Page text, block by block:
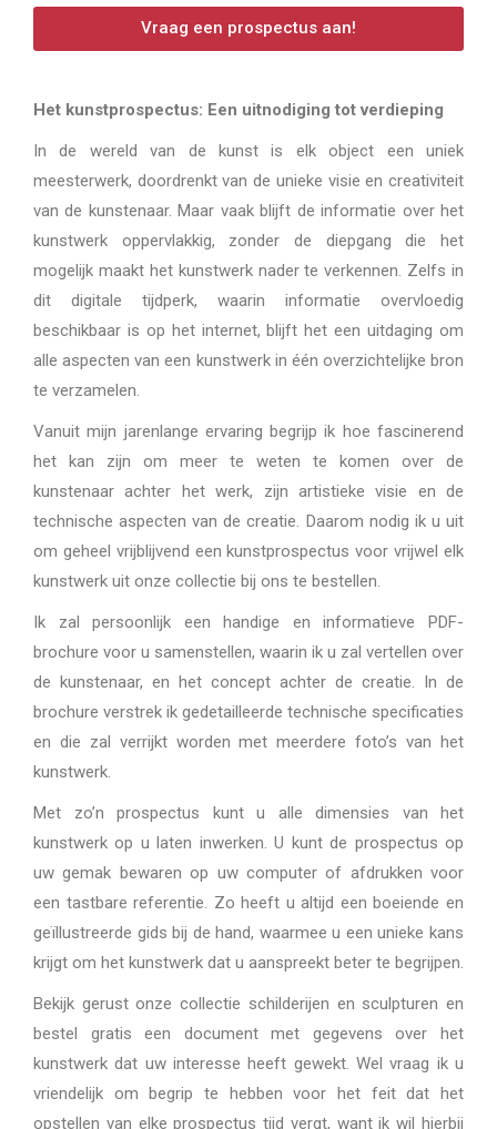
Vraag een prospectus aan!
Het kunstprospectus: Een uitnodiging tot verdieping
In de wereld van de kunst is elk object een uniek
meesterwerk, doordrenkt van de unieke visie en creativiteit
van de kunstenaar. Maar vaak blijft de informatie over het
kunstwerk oppervlakkig, zonder de diepgang die het
mogelijk maakt het kunstwerk nader te verkennen. Zelfs in
dit digitale tijdperk, waarin informatie overvloedig
beschikbaar is op het internet, blijft het een uitdaging om
alle aspecten van een kunstwerk in één overzichtelijke bron
te verzamelen.
Vanuit mijn jarenlange ervaring begrijp ik hoe fascinerend
het kan zijn om meer te weten te komen over de
kunstenaar achter het werk, zijn artistieke visie en de
technische aspecten van de creatie. Daarom nodig ik u uit
om geheel vrijblijvend een kunstprospectus voor vrijwel elk
kunstwerk uit onze collectie bij ons te bestellen.
Ik zal persoonlijk een handige en informatieve PDF-
brochure voor u samenstellen, waarin ik u zal vertellen over
de kunstenaar, en het concept achter de creatie. In de
brochure verstrek ik gedetailleerde technische specificaties
en die zal verrijkt worden met meerdere foto’s van het
kunstwerk.
Met zo’n prospectus kunt u alle dimensies van het
kunstwerk op u laten inwerken. U kunt de prospectus op
uw gemak bewaren op uw computer of afdrukken voor
een tastbare referentie. Zo heeft u altijd een boeiende en
geïllustreerde gids bij de hand, waarmee u een unieke kans
krijgt om het kunstwerk dat u aanspreekt beter te begrijpen.
Bekijk gerust onze collectie schilderijen en sculpturen en
bestel gratis een document met gegevens over het
kunstwerk dat uw interesse heeft gewekt. Wel vraag ik u
vriendelijk om begrip te hebben voor het feit dat het
opstellen van elke prospectus tijd vergt, want ik wil hierbij